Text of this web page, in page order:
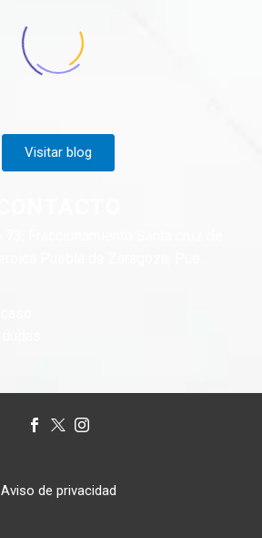
Visitar blog
Aviso de privacidad